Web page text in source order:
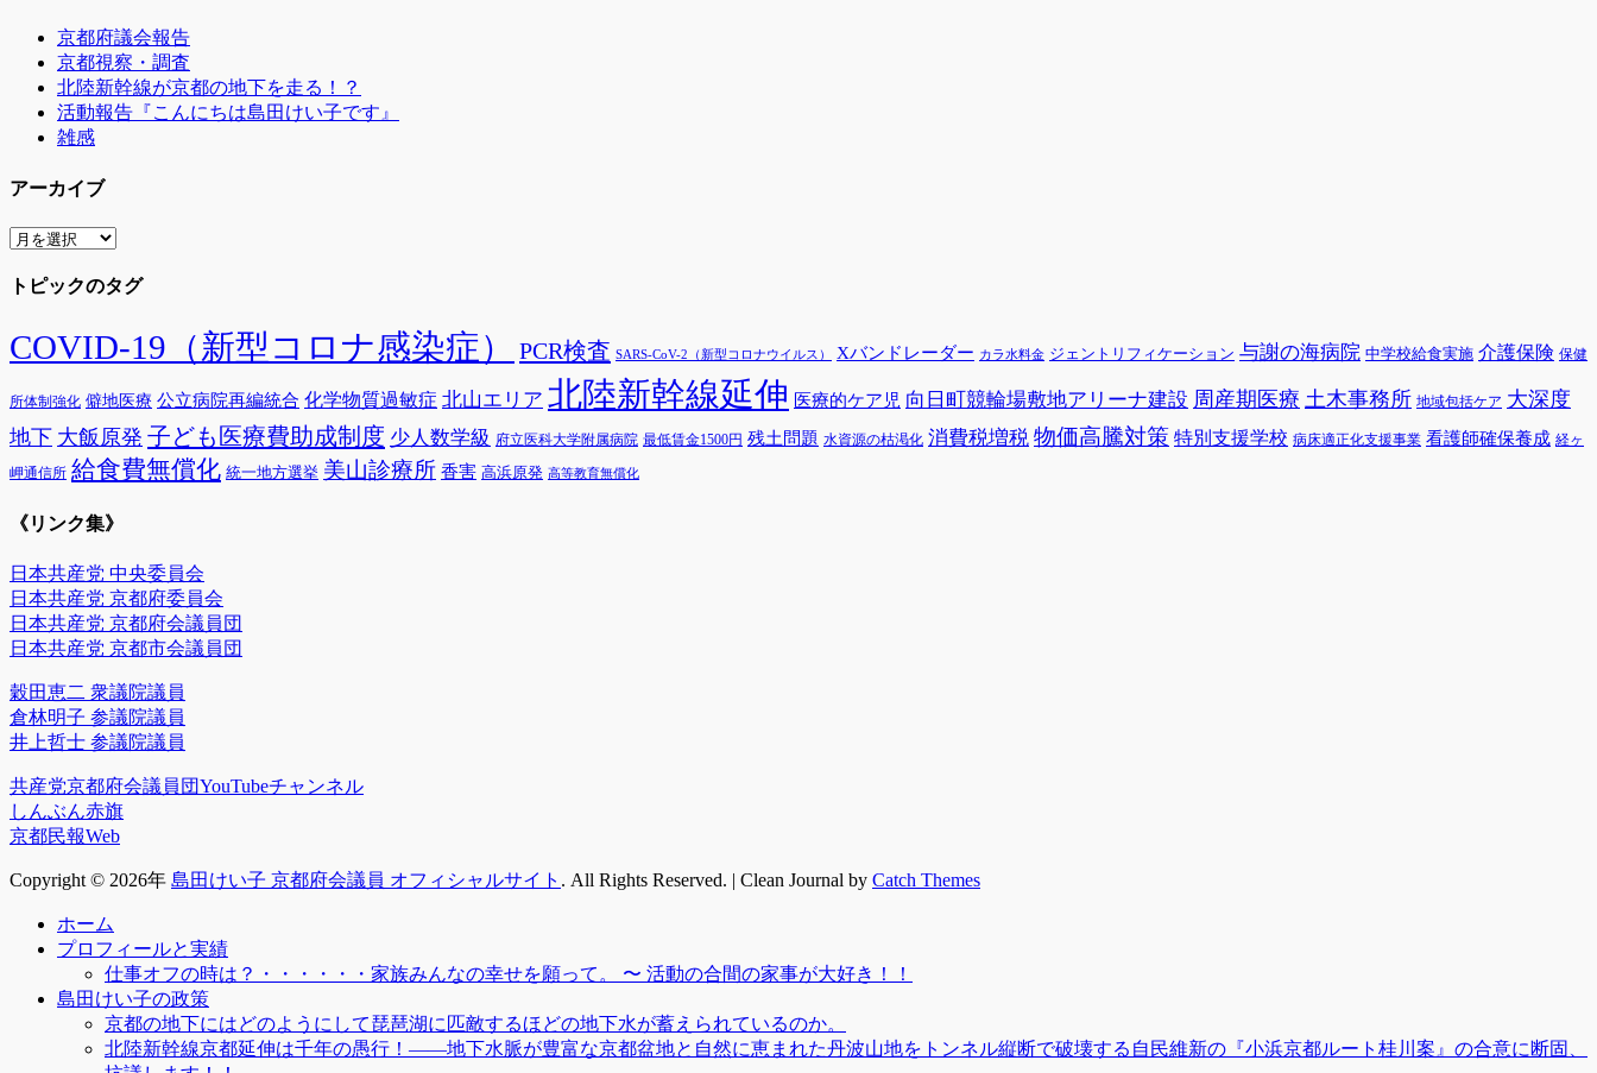
京都府議会報告
京都視察・調査
北陸新幹線が京都の地下を走る！？
活動報告『こんにちは島田けい子です』
雑感
アーカイブ
ア
カ
ブ
トピックのタグ
COVID-19（新型コロナ感染症） PCR検査 SARS-CoV-2（新型コロナウイルス） Xバンドレーダー カラ水料金 ジェントリフィケーション 与謝の海病院 中学校給食実施 介護保険 保健
所体制強化 僻地医療 公立病院再編統合 化学物質過敏症 北山エリア 北陸新幹線延伸 医療的ケア児 向日町競輪場敷地アリーナ建設 周産期医療 土木事務所 地域包括ケア 大深度
地下 大飯原発 子ども医療費助成制度 少人数学級 府立医科大学附属病院 最低賃金1500円 残土問題 水資源の枯渇化 消費税増税 物価高騰対策 特別支援学校 病床適正化支援事業 看護師確保養成 経ヶ
岬通信所 給食費無償化 統一地方選挙 美山診療所 香害 高浜原発 高等教育無償化
《リンク集》
日本共産党 中央委員会
日本共産党 京都府委員会
日本共産党 京都府会議員団
日本共産党 京都市会議員団
穀田恵二 衆議院議員
倉林明子 参議院議員
井上哲士 参議院議員
共産党京都府会議員団YouTubeチャンネル
しんぶん赤旗
京都民報Web
Copyright © 2026年 島田けい子 京都府会議員 オフィシャルサイト . All Rights Reserved. | Clean Journal by Catch Themes
ホーム
プロフィールと実績
仕事オフの時は？・・・・・・家族みんなの幸せを願って。 〜 活動の合間の家事が大好き！！
島田けい子の政策
京都の地下にはどのようにして琵琶湖に匹敵するほどの地下水が蓄えられているのか。
北陸新幹線京都延伸は千年の愚行！――地下水脈が豊富な京都盆地と自然に恵まれた丹波山地をトンネル縦断で破壊する自民維新の『小浜京都ルート桂川案』の合意に断固、